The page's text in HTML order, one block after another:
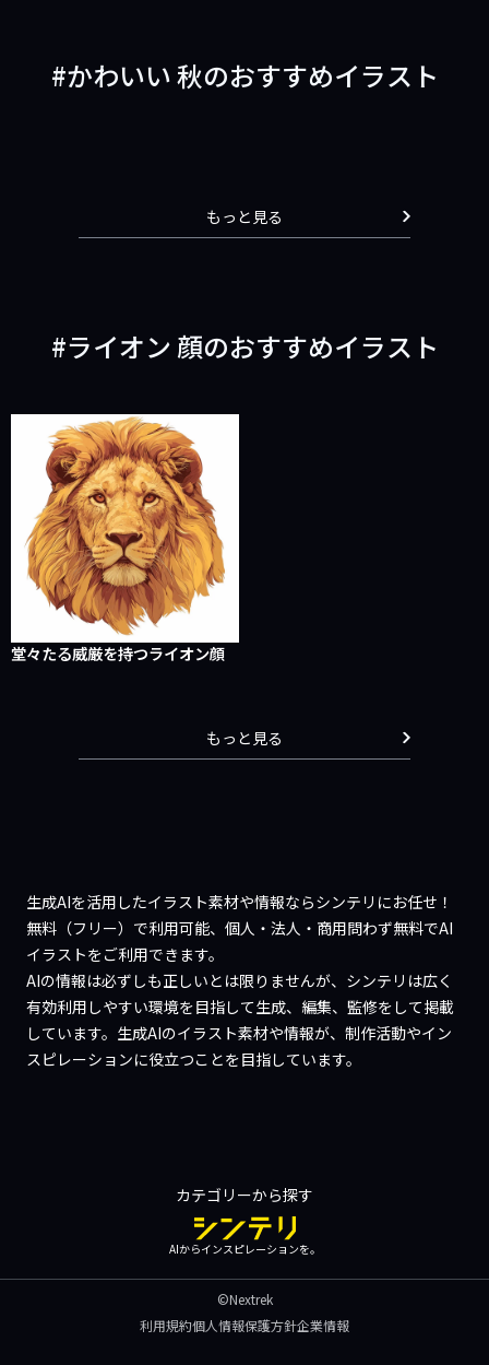
かわいい 秋のおすすめイラスト
もっと見る
ライオン 顔のおすすめイラスト
堂々たる威厳を持つライオン顔
もっと見る
生成AIを活用したイラスト素材や情報ならシンテリにお任せ！
無料（フリー）で利用可能、個人・法人・商用問わず無料でAI
イラストをご利用できます。
AIの情報は必ずしも正しいとは限りませんが、シンテリは広く
有効利用しやすい環境を目指して生成、編集、監修をして掲載
しています。生成AIのイラスト素材や情報が、制作活動やイン
スピレーションに役立つことを目指しています。
カテゴリーから探す
AIからインスピレーションを。
©Nextrek
利用規約個人情報保護方針企業情報